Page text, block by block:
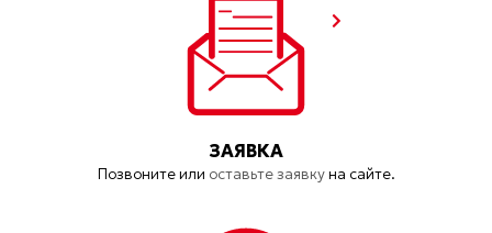
ЗАЯВКА
Позвоните или оставьте заявкуна сайте.